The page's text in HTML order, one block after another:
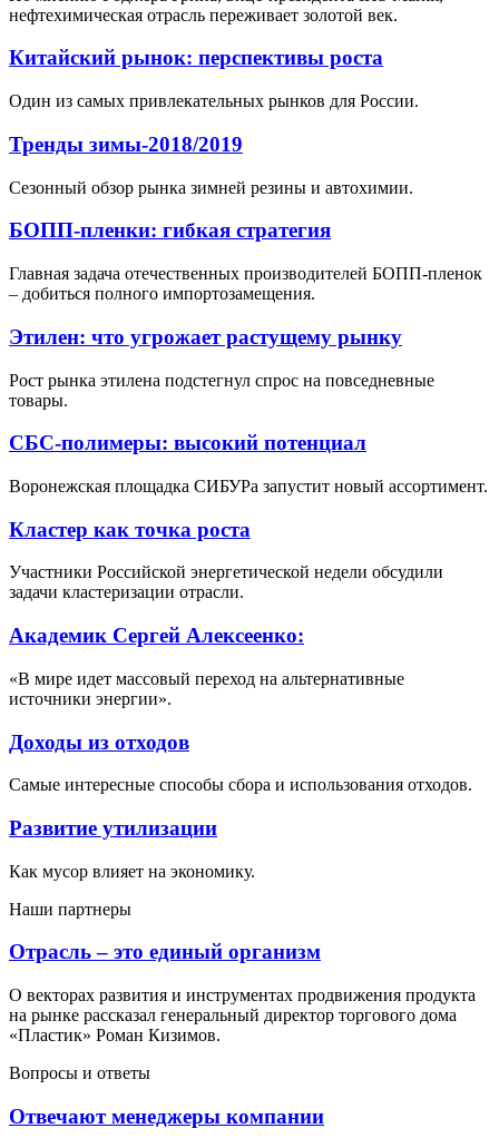
нефтехимическая отрасль переживает золотой век.
Китайский рынок: перспективы роста
Один из самых привлекательных рынков для России.
Тренды зимы-2018/2019
Сезонный обзор рынка зимней резины и автохимии.
БОПП-пленки: гибкая стратегия
Главная задача отечественных производителей БОПП-пленок
– добиться полного импортозамещения.
Этилен: что угрожает растущему рынку
Рост рынка этилена подстегнул спрос на повседневные
товары.
СБС-полимеры: высокий потенциал
Воронежская площадка СИБУРа запустит новый ассортимент.
Кластер как точка роста
Участники Российской энергетической недели обсудили
задачи кластеризации отрасли.
Академик Сергей Алексеенко:
«В мире идет массовый переход на альтернативные
источники энергии».
Доходы из отходов
Самые интересные способы сбора и использования отходов.
Развитие утилизации
Как мусор влияет на экономику.
Наши партнеры
Отрасль – это единый организм
О векторах развития и инструментах продвижения продукта
на рынке рассказал генеральный директор торгового дома
«Пластик» Роман Кизимов.
Вопросы и ответы
Отвечают менеджеры компании